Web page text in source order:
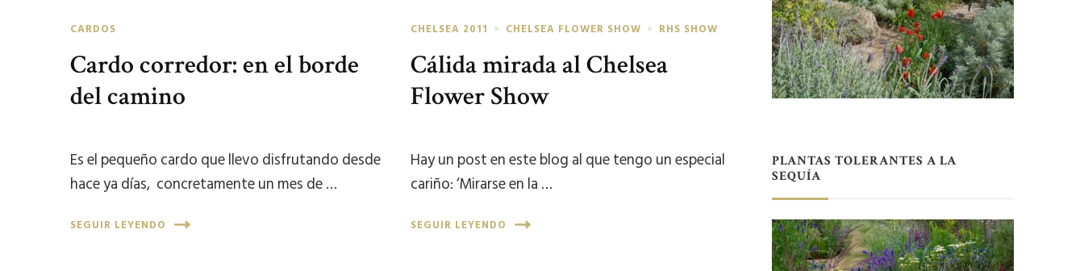
CARDOS
Cardo corredor: en el borde
del camino
Es el pequeño cardo que llevo disfrutando desde
hace ya días, concretamente un mes de …
SEGUIR LEYENDO
CHELSEA 2011 CHELSEA FLOWER SHOW RHS SHOW
Cálida mirada al Chelsea
Flower Show
Hay un post en este blog al que tengo un especial
cariño: ‘Mirarse en la …
SEGUIR LEYENDO
PLANTAS TOLERANTES A LA
SEQUÍA